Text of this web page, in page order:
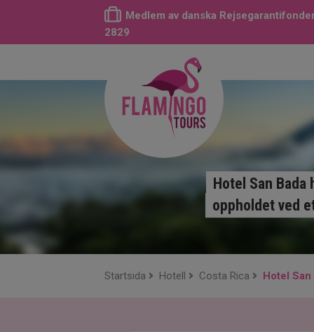
Medlem av danska
2829
Hotel San
oppholdet ved
Startsida Hotell Costa Rica Hotel San